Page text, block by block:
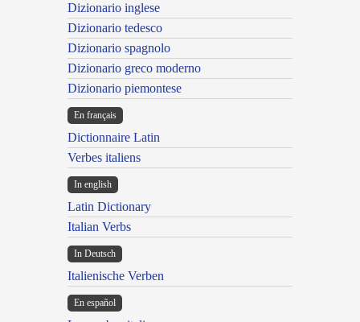
Dizionario inglese
Dizionario tedesco
Dizionario spagnolo
Dizionario greco moderno
Dizionario piemontese
En français
Dictionnaire Latin
Verbes italiens
In english
Latin Dictionary
Italian Verbs
In Deutsch
Italienische Verben
En español